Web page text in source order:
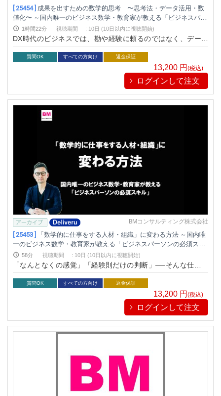
[ 25454 ] 成果を出すための数学的思考 〜思考法・データ活用・数
値化〜 ～国内唯一のビジネス数学・教育家が教える「ビジネスパー
ソンの必須スキル」～
1時間22分 視聴期間 : 10日 (10日以内に視聴開始)
DX時代のビジネスでは、勘や経験に頼るのではなく、データ
を基に意思決定し、感覚を数値化するスキルが求められていま
す。本セミナーでは国内唯一のビジネス数学・教育家である深
沢真太郎氏が提唱する「数学的に仕事をする」というコンセプ
トのもと、人材や組織育成に役立つ「本当にビジネスに使える
数学的思考」を学ぶことができます。
質問OK すべての方向け 返金保証
13,200 円 (税込)
ログインして注文
BMコンサルティング株式会社
[ 25453 ]
「数学的に仕事をする人材・組織」に変わる方法 ～国内唯
一のビジネス数学・教育家が教える「ビジネスパーソンの必須スキ
ル」～
58分 視聴期間 : 10日 (10日以内に視聴開始)
「なんとなくの感覚」「経験則だけの判断」──そんな仕事の
進め方に限界を感じていませんか？ ビジネスの最前線では、数
字を武器に戦うことが必須です。本セミナーでは、国内唯一の
ビジネス数学・教育家である深沢真太郎氏が提唱する「数学的
に仕事をする」で、数字（データ）を正しく活用し、論理的な
人材・組織育成に役立つヒントを得ることができます。
質問OK すべての方向け 返金保証
13,200 円 (税込)
ログインして注文